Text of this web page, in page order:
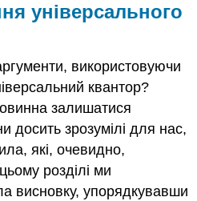
універсального
використовуючи
квантор?
залишатися
досить зрозумілі для нас,
які, очевидно,
розділі ми
висновку, упорядкувавши